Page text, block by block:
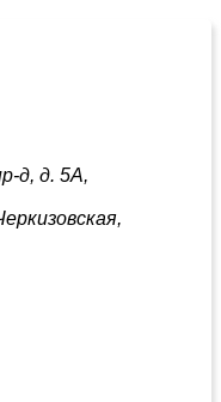
д, д. 5А,